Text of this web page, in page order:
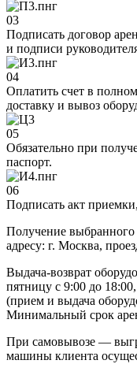
03
Подписать договор
и подписи
04
Оплатить счет в
доставку и вывоз
05
Обязательно при
паспорт.
06
Подписать акт
Получение выбранного
адресу: г. Москва,
Выдача-возврат
пятницу с 9:00 до
(прием и выдача
Минимальный срок
При самовывозе —
машины клиента